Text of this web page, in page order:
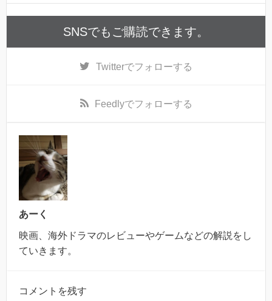
SNSでもご購読できます。
Twitterでフォローする
Feedlyでフォローする
あーく
映画、海外ドラマのレビューやゲームなどの解説をし
ていきます。
コメントを残す